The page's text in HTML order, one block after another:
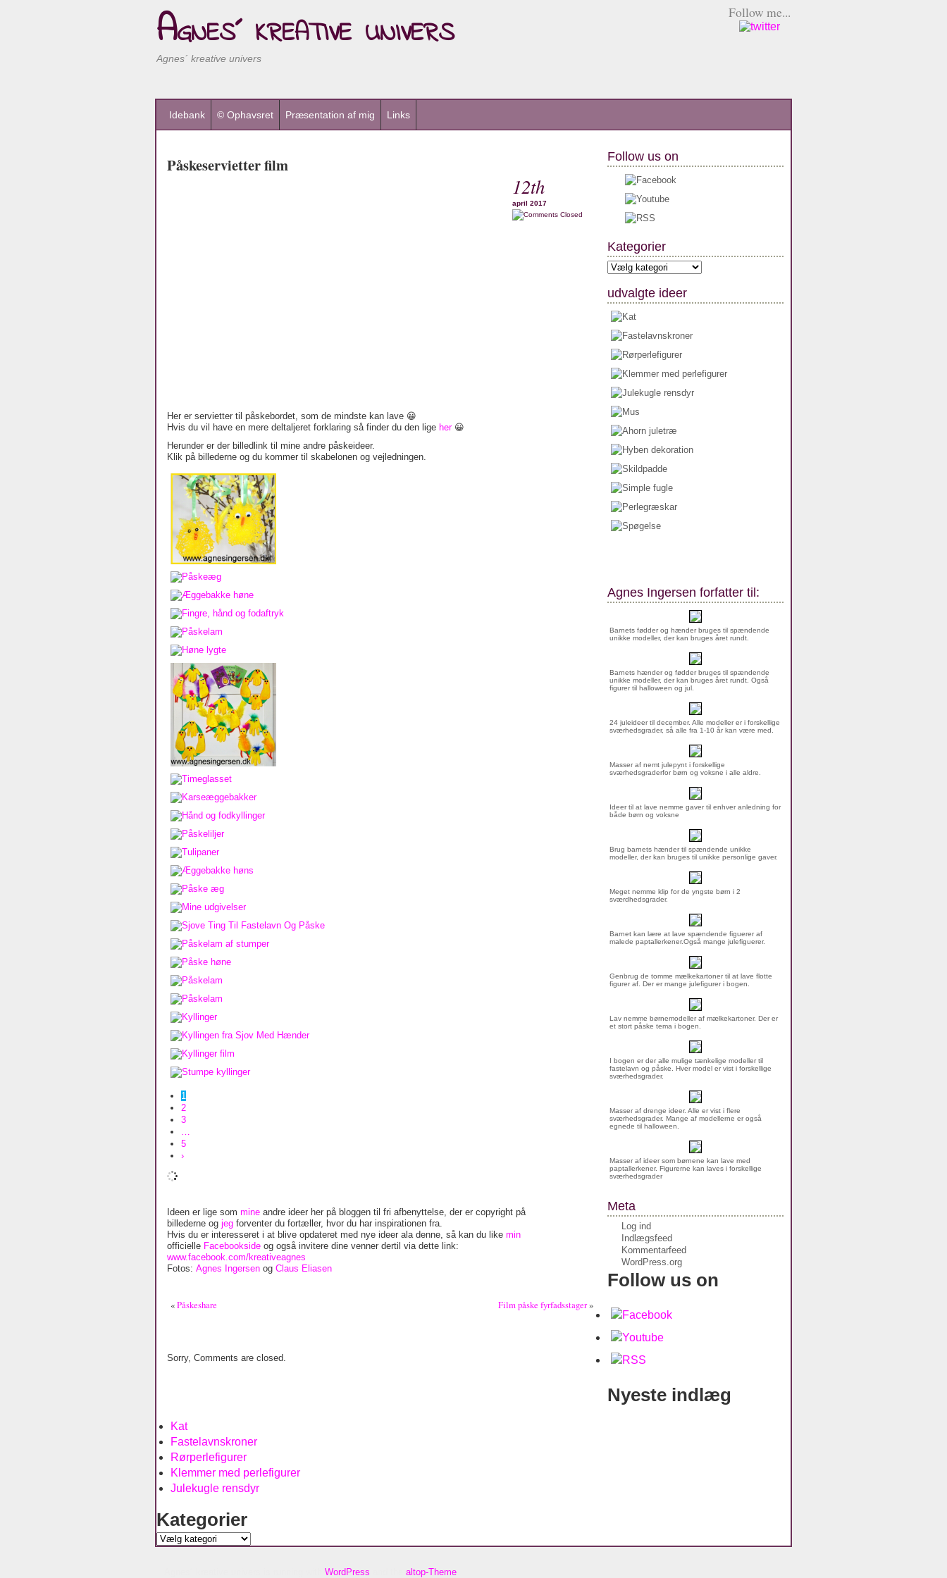
Follow me...
Agnes´ kreative univers
Agnes´ kreative univers
Idebank © Ophavsret Præsentation af mig Links
Påskeservietter film
12th
april 2017
Closed
Her er servietter til påskebordet, som de mindste kan lave 😀
Hvis du vil have en mere deltaljeret forklaring så finder du den lige her😀
Herunder er der billedlink til mine andre påskeideer.
Klik på billederne og du kommer til skabelonen og vejledningen.
1
2
3
…
5
›
Ideen er lige som mine andre ideer her på bloggen til fri afbenyttelse, der er copyright på
billederne og jeg forventer du fortæller, hvor du har inspirationen fra.
Hvis du er interesseret i at blive opdateret med nye ideer ala denne, så kan du like min
officielle Facebookside og også invitere dine venner dertil via dette link:
www.facebook.com/kreativeagnes
Fotos: Agnes Ingersen og Claus Eliasen
«Påskeshare Film påske fyrfadsstager»
Sorry, Comments are closed.
Follow us on
Kategorier
Kategorier
udvalgte ideer
Agnes Ingersen forfatter til:
Barnets fødder og hænder bruges til spændende
unikke modeller, der kan bruges året rundt.
Barnets hænder og fødder bruges til spændende
unikke modeller, der kan bruges året rundt. Også
figurer til halloween og jul.
24 juleideer til december. Alle modeller er i forskellige
sværhedsgrader, så alle fra 1-10 år kan være med.
Masser af nemt julepynt i forskellige
sværhedsgraderfor børn og voksne i alle aldre.
Ideer til at lave nemme gaver til enhver anledning for
både børn og voksne
Brug barnets hænder til spændende unikke
modeller, der kan bruges til unikke personlige gaver.
Meget nemme klip for de yngste børn i 2
sværdhedsgrader.
Barnet kan lære at lave spændende figuerer af
malede paptallerkener.Også mange julefiguerer.
Genbrug de tomme mælkekartoner til at lave flotte
figurer af. Der er mange julefigurer i bogen.
Lav nemme børnemodeller af mælkekartoner. Der er
et stort påske tema i bogen.
I bogen er der alle mulige tænkelige modeller til
fastelavn og påske. Hver model er vist i forskellige
sværhedsgrader.
Masser af drenge ideer. Alle er vist i flere
sværhedsgrader. Mange af modellerne er også
egnede til halloween.
Masser af ideer som børnene kan lave med
paptallerkener. Figurerne kan laves i forskellige
sværhedsgrader
Meta
Log ind
Indlægsfeed
Kommentarfeed
WordPress.org
Follow us on
Nyeste indlæg
Kat
Fastelavnskroner
Rørperlefigurer
Klemmer med perlefigurer
Julekugle rensdyr
Kategorier
Kategorier
WordPress altop-Theme